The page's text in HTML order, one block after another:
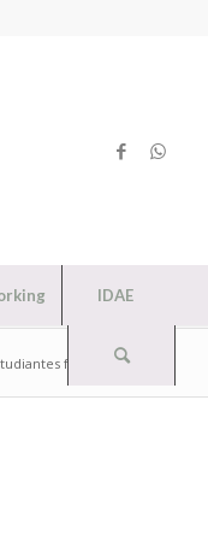
IDAE
fuera de la...